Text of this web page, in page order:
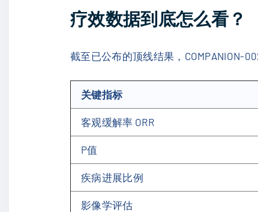
疗效数据到底怎么看？
截至已公布的顶线结果，COMPANION-
关键指标
客观缓解率 ORR
P值
疾病进展比例
影像学评估